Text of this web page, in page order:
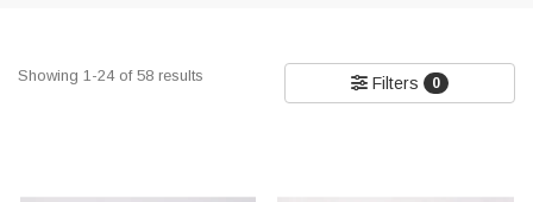
Showing 1-24 of 58 results Filters 0